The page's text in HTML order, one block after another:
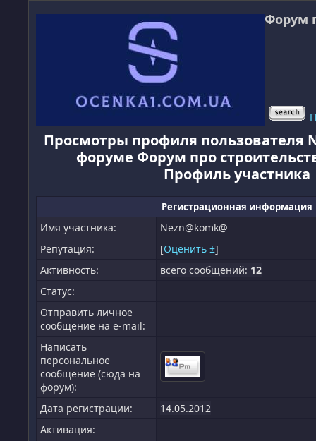
Форум
Просмотры профиля пользователя
форуме Форум про
Профиль участника
Регистрационная информация
Имя участника:
Nezn@komk@
Репутация:
[Оценить ±]
Активность:
всего сообщений: 12
Статус:
Отправить личное
сообщение на e-mail:
Написать
персональное
сообщение (сюда на
форум):
Дата регистрации:
14.05.2012
Активация: